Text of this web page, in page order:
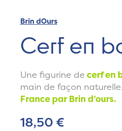
Brin dOurs
Cerf en
Une figurine de cerf en
main de façon
France par Brin d’ours.
18,50 €